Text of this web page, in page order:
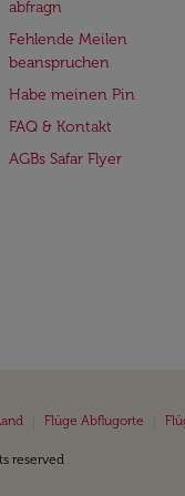
abfragn
Fehlende Meilen
beanspruchen
Habe meinen Pin
FAQ & Kontakt
AGBs Safar Flyer
Flüge Abflugorte
reserved